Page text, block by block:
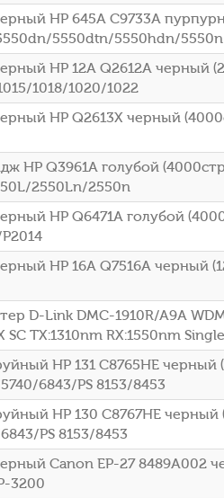
HP 645A C9733A
5550dtn/5550hdn/5550n
HP 12A Q2612A черный
1018/1020/1022
HP Q2613X черный
HP Q3961A голубой
2550Ln/2550n
HP Q6471A голубой
HP 16A Q7516A черный
D-Link DMC-1910R/A9A
SC ТХ:1310nm RX:1550nm
HP 131 C8765HE черный
6843/PS 8153/8453
HP 130 C8767HE черный
PS 8153/8453
Canon EP-27 8489A002
3200